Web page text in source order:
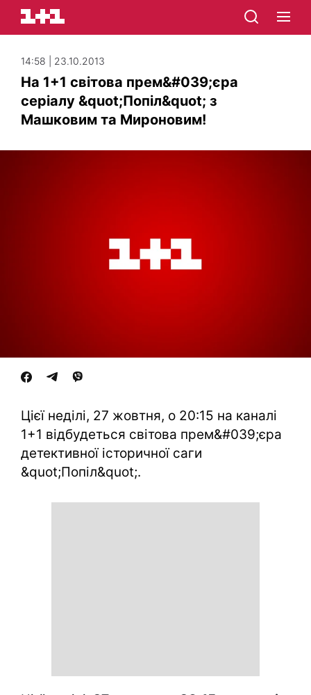
14:58 | 23.10.2013
На 1+1 світова прем&#039;єра
серіалу &quot;Попіл&quot; з
Машковим та Мироновим!
Цієї неділі, 27 жовтня, о 20:15 на каналі
1+1 відбудеться світова прем&#039;єра
детективної історичної саги
&quot;Попіл&quot;.